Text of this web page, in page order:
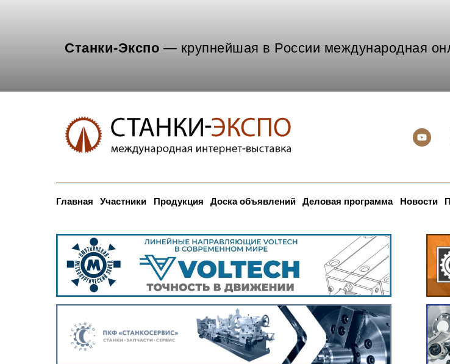
Станки-Экспо — крупнейшая в России международная
Главная Участники Продукция Доска объявлений Деловая программа Новости